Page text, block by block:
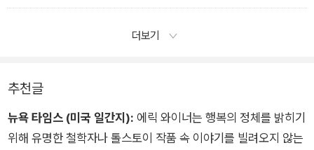
더보기
추천글
뉴욕 타임스 (미국 일간지): 에릭 와이너는 행복의 정체를 밝히기
위해 유명한 철학자나 톨스토이 작품 속 이야기를 빌려오지 않는